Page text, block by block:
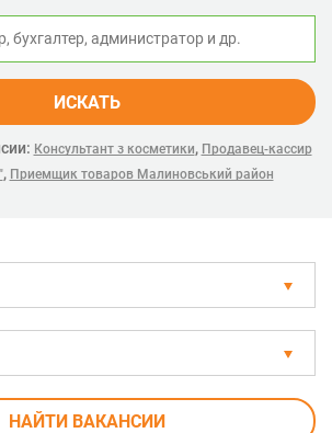
ИСКАТЬ
Консультант з косметики, Продавец-кассир
, Приемщик товаров Малиновський район
НАЙТИ ВАКАНСИИ